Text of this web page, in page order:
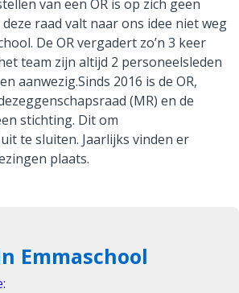
van een OR is op zich geen
raad valt naar ons idee niet weg
De OR vergadert zo’n 3 keer
team zijn altijd 2 personeelsleden
aanwezig.Sinds 2016 is de OR,
(MR) en de
stichting. Dit om
te sluiten. Jaarlijks vinden er
plaats.
Emmaschool